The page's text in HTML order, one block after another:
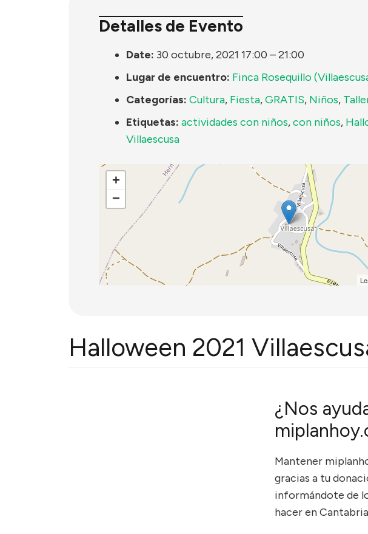
Detalles de Evento
Date: 30 octubre, 2021 17:00 –21:00
Lugar de encuentro: Finca Rosequillo
Categorías: Cultura, Fiesta,GRATIS, Niños,
Etiquetas: actividades con niños,con niños,
Villaescusa
+
−
Halloween 2021
¿Nos
Mantener
gracias a tu
informándote de
hacer en